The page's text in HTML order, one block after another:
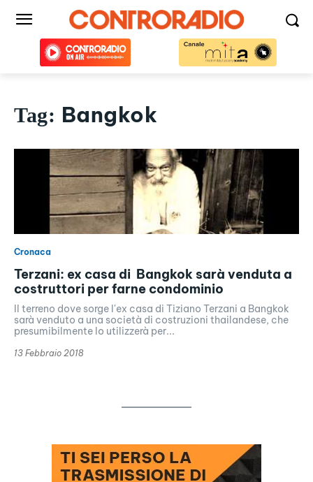
Tag: Bangkok
Cronaca
Terzani: ex casa di Bangkok sarà venduta a
costruttori per farne condominio
Il terreno dove sorge l'ex casa di Tiziano Terzani a Bangkok
sarà venduto a una società di costruzioni thailandese, che
presumibilmente lo utilizzerà per...
13 Febbraio 2018